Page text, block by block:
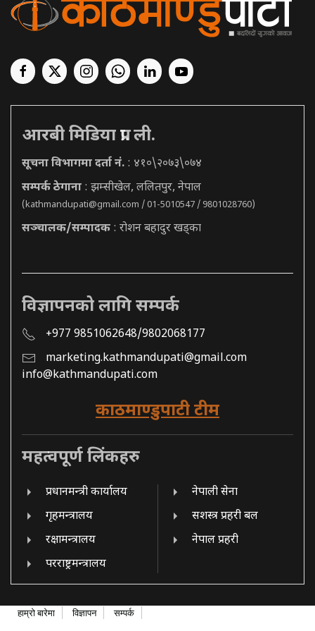
आरबी मिडिया प्रा. ली.
सूचना विभागमा दर्ता नं. : ४१०\२०७३\०७४
सम्पर्क ठेगाना : झम्सीखेल, ललितपुर, नेपाल
(kathmandupati@gmail.com / 01-5010547 / 9801028760)
सञ्चालक/सम्पादक : रोशन बहादुर खड्का
विज्ञापनको लागि सम्पर्क
+977 9851062648/9802068177
marketing.kathmandupati@gmail.com
info@kathmandupati.com
काठमाण्डुपाटी टीम
महत्वपूर्ण लिंकहरु
प्रधानमन्त्री कार्यालय
गृहमन्त्रालय
रक्षामन्त्रालय
परराष्ट्रमन्त्रालय
नेपाली सेना
सशस्त्र प्रहरी बल
नेपाल प्रहरी
हाम्रो बारेमा विज्ञापन सम्पर्क